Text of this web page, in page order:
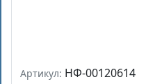
Артикул: НФ-00120614